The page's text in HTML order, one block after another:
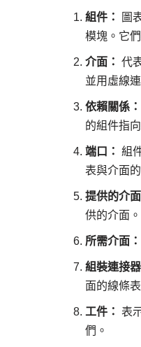
組件：
圖
模塊。它
介面： 代
並用虛線
依賴關係：
的組件指
端口： 組
表與介面
提供的介面
供的介面。
所需介面：
組裝連接器
面的線條表
工件： 表
們。